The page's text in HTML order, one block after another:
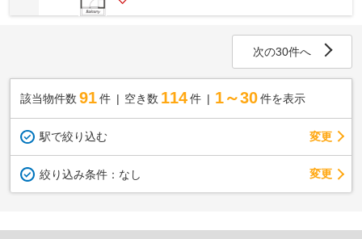
次の30件へ
該当物件数 91件 空き数 114 件 1～30 件を表示
駅で絞り込む 変更
絞り込み条件： なし 変更